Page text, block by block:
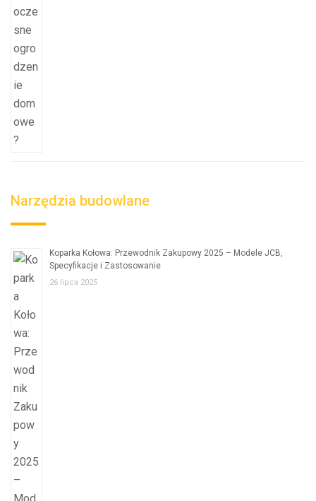
Narzędzia budowlane
Koparka Kołowa: Przewodnik Zakupowy 2025 – Modele JCB,
Specyfikacje i Zastosowanie
26 lipca 2025